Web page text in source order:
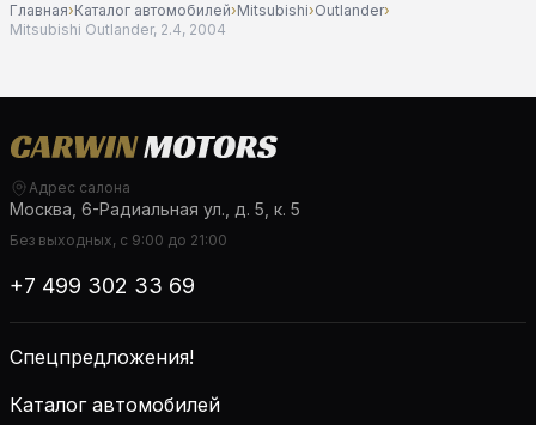
Главная›Каталог автомобилей›Mitsubishi›Outlander›
Mitsubishi Outlander, 2.4, 2004
Адрес салона
Москва, 6-Радиальная ул., д. 5, к. 5
Без выходных, с 9:00 до 21:00
+7 499 302 33 69
Спецпредложения!
Каталог автомобилей